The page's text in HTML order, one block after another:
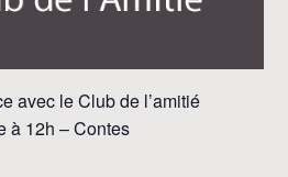
avec le Club de l’amitié
à 12h – Contes